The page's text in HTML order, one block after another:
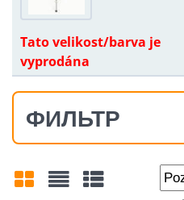
Tato velikost/barva je
vyprodána
ФИЛЬТР